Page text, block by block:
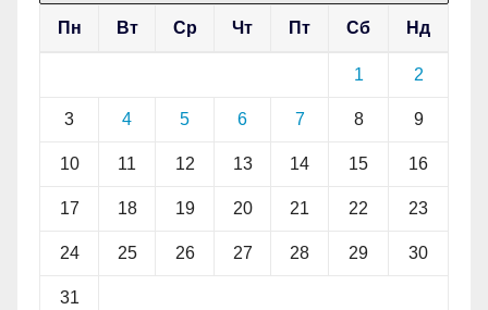
Пн Вт Ср Чт Пт Сб Нд
1 2
3 4 5 6 7 8 9
10 11 12 13 14 15 16
17 18 19 20 21 22 23
24 25 26 27 28 29 30
31